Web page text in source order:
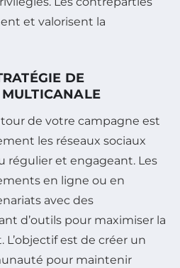
et valorisent la
DE
de votre campagne est
les réseaux sociaux
régulier et engageant. Les
en ligne ou en
avec des
d’outils pour maximiser la
est de créer un
pour maintenir